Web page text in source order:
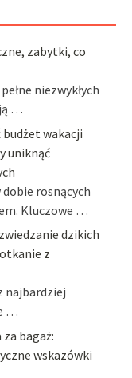
zabytki, co
niezwykłych
…
wakacji
uniknąć
rosnących
Kluczowe …
dzikich
z
najbardziej
…
bagaż:
wskazówki